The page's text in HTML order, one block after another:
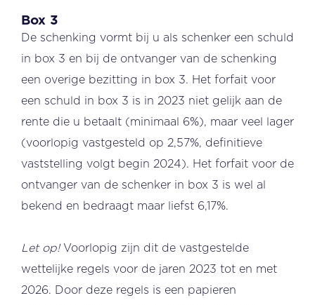
Box 3
De schenking vormt bij u als schenker een schuld
in box 3 en bij de ontvanger van de schenking
een overige bezitting in box 3. Het forfait voor
een schuld in box 3 is in 2023 niet gelijk aan de
rente die u betaalt (minimaal 6%), maar veel lager
(voorlopig vastgesteld op 2,57%, definitieve
vaststelling volgt begin 2024). Het forfait voor de
ontvanger van de schenker in box 3 is wel al
bekend en bedraagt maar liefst 6,17%.
Let op! Voorlopig zijn dit de vastgestelde
wettelijke regels voor de jaren 2023 tot en met
2026. Door deze regels is een papieren